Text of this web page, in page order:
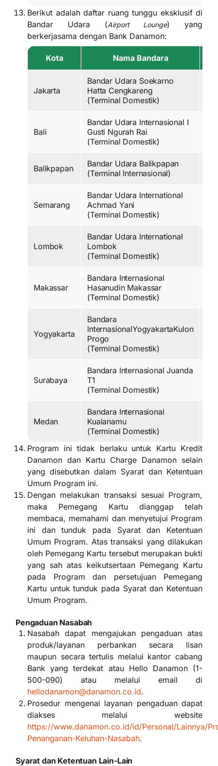
Berikut adalah daftar ruang tunggu eksklusif di
Bandar Udara (Airport Lounge) yang
berkerjasama dengan Bank Danamon:
Kota Nama Bandara
Jakarta
Bandar Udara Soekarno
Hatta Cengkareng
(Terminal Domestik)
Bali
Bandar Udara Internasional I
Gusti Ngurah Rai
(Terminal Domestik)
Balikpapan
Bandar Udara Balikpapan
(Terminal Internasional)
Semarang
Bandar Udara International
Achmad Yani
(Terminal Domestik)
Lombok
Bandar Udara International
Lombok
(Terminal Domestik)
Makassar
Bandara Internasional
Hasanudin Makassar
(Terminal Domestik)
Yogyakarta
Bandara
InternasionalYogyakartaKulon
Progo
(Terminal Domestik)
Surabaya
Bandara Internasional Juanda
T1
(Terminal Domestik)
Medan
Bandara Internasional
Kualanamu
(Terminal Domestik)
Program ini tidak berlaku untuk Kartu Kredit
Danamon dan Kartu Charge Danamon selain
yang disebutkan dalam Syarat dan Ketentuan
Umum Program ini.
Dengan melakukan transaksi sesuai Program,
maka Pemegang Kartu dianggap telah
membaca, memahami dan menyetujui Program
ini dan tunduk pada Syarat dan Ketentuan
Umum Program. Atas transaksi yang dilakukan
oleh Pemegang Kartu tersebut merupakan bukti
yang sah atas keikutsertaan Pemegang Kartu
pada Program dan persetujuan Pemegang
Kartu untuk tunduk pada Syarat dan Ketentuan
Umum Program.
Pengaduan Nasabah
Nasabah dapat mengajukan pengaduan atas
produk/layanan perbankan secara lisan
maupun secara tertulis melalui kantor cabang
Bank yang terdekat atau Hello Danamon (1-
500-090) atau melalui email di
hellodanamon@danamon.co.id.
Prosedur mengenai layanan pengaduan dapat
diakses melalui website
https://www.danamon.co.id/id/Personal/Lainnya/
Penanganan-Keluhan-Nasabah.
Syarat dan Ketentuan Lain-Lain